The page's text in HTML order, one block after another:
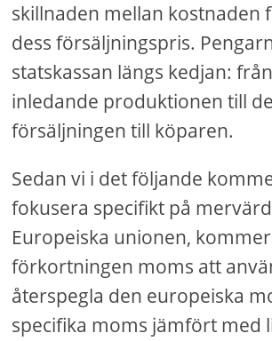
skillnaden mellan kostnaden
dess försäljningspris.
statskassan längs kedjan:
inledande produktionen till
försäljningen till köparen.
Sedan vi i det följande
fokusera specifikt på
Europeiska unionen, kommer
förkortningen moms att
återspegla den europeiska
specifika moms jämfört med